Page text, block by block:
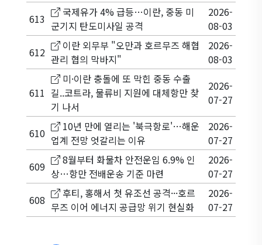
613
국제유가 4% 급등…이란, 중동 미
군기지 탄도미사일 공격
2026-
08-03
612
이란 외무부 "오만과 호르무즈 해협
관리 협의 막바지"
2026-
08-03
611
미·이란 충돌에 또 막힌 중동 수출
길..코트라, 물류비 지원에 대체항만 찾
기 나서
2026-
07-27
610
10년 만에 열리는 '북극항로'…해운
업계 전망 엇갈리는 이유
2026-
07-27
609
8월부터 화물차 안전운임 6.9% 인
상…항만 전배운송 기준 마련
2026-
07-27
608
후티, 홍해서 첫 유조선 공격···호르
무즈 이어 에너지 공급망 위기 현실화
2026-
07-27